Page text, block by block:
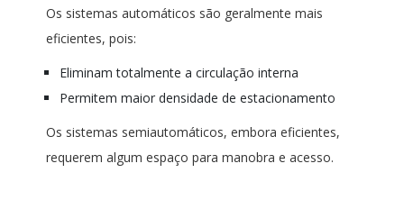
Os sistemas automáticos são geralmente mais
eficientes, pois:
Eliminam totalmente a circulação interna
Permitem maior densidade de estacionamento
Os sistemas semiautomáticos, embora eficientes,
requerem algum espaço para manobra e acesso.